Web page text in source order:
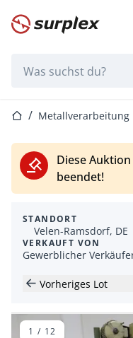
Startseite
StartseiteMetallverarbeitung
Diese
beendet!
STANDORT
Velen-Ramsdorf, DE
VERKAUFT VON
Gewerblicher
Vorheriges Lot
1 / 12